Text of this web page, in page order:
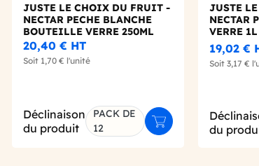
JUSTE LE CHOIX DU FRUIT -
NECTAR PECHE BLANCHE
BOUTEILLE VERRE 250ML
X12
20,40 € HT
Soit 1,70 € l'unité
Déclinaison
du produit
PACK DE
12
Ajouter au panier
JUSTE
NECTAR
VERRE
19,02 €
Soit 3,17 €
du